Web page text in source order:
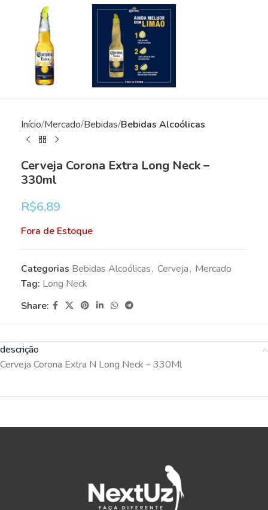
Início Mercado Bebidas Bebidas Alcoólicas
Cerveja Corona Extra Long Neck –
330ml
R$6,89
Fora de Estoque
Categorias Bebidas Alcoólicas, Cerveja, Mercado
Tag: Long Neck
Share:
descrição
Cerveja Corona Extra N Long Neck – 330Ml